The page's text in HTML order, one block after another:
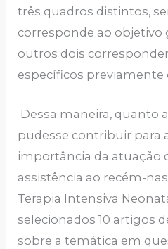
três quadros distintos,
corresponde ao objetivo
outros dois
específicos previamente
Dessa maneira, quanto
pudesse contribuir para
importância da atuação
assistência ao recém-
Terapia Intensiva
selecionados 10 artigos
sobre a temática em